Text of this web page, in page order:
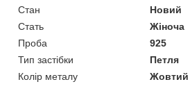
Стан
Новий
Стать
Жіноча
Проба
925
Тип застібки
Петля
Колір металу
Жовтий